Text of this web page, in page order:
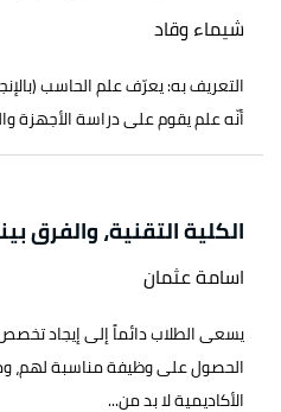
شيماء وقاد
أنّه علم يقوم على دراسة الأجهزة
الكلية التقنية، والفرق
اسامة عثمان
يسعى الطلاب دائماً إلى إيجاد
الحصول على وظيفة مناسبة لهم،
الأكاديمية لا بد من...